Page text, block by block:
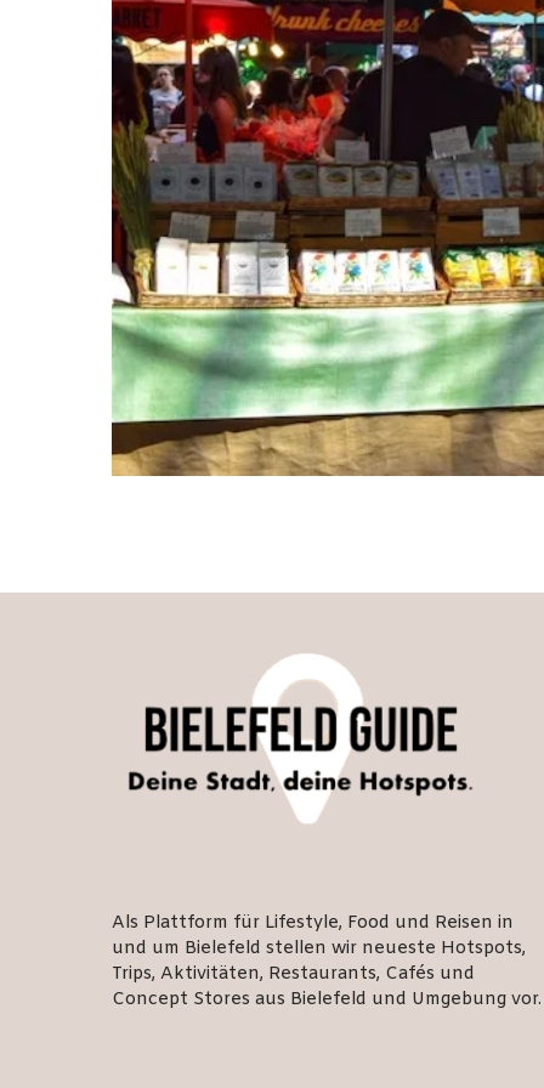
Als Plattform für Lifestyle, Food und Reisen in
und um Bielefeld stellen wir neueste Hotspots,
Trips, Aktivitäten, Restaurants, Cafés und
Concept Stores aus Bielefeld und Umgebung vor.